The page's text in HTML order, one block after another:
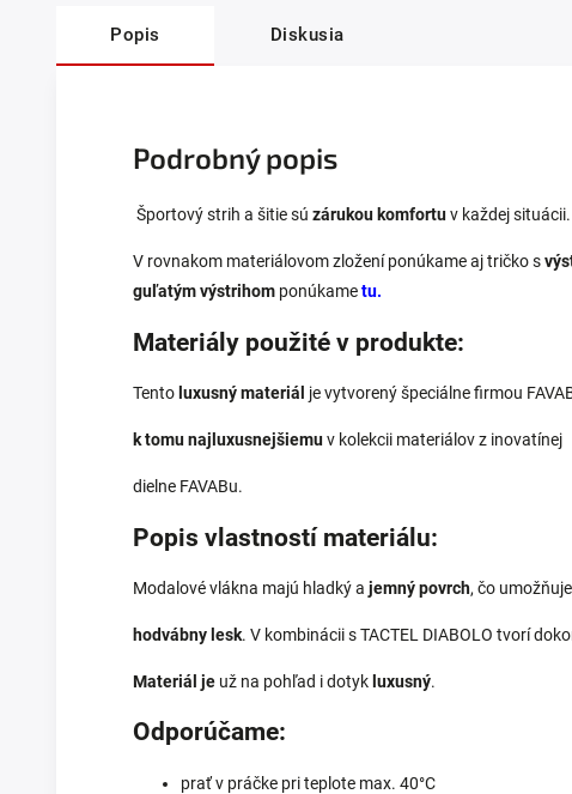
Popis Diskusia
Podrobný popis
Športový strih a šitie sú zárukou komfortuv každej situácii.
V rovnakom materiálovom zložení ponúkame aj tričko s
guľatým výstrihom ponúkametu.
Materiály použité v produkte:
Tento luxusný materiál je vytvorený špeciálne firmou
k tomu najluxusnejšiemuv kolekcii materiálov z inovatínej
dielne FAVABu.
Popis vlastností materiálu:
Modalové vlákna majú hladký a jemný povrch, čo
hodvábny lesk. V kombinácii s TACTEL DIABOLO tvorí
Materiál je už na pohľad i dotyk luxusný.
Odporúčame:
prať v práčke pri teplote max. 40°C